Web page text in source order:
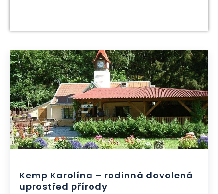
Kemp Karolína – rodinná dovolená
uprostřed přírody